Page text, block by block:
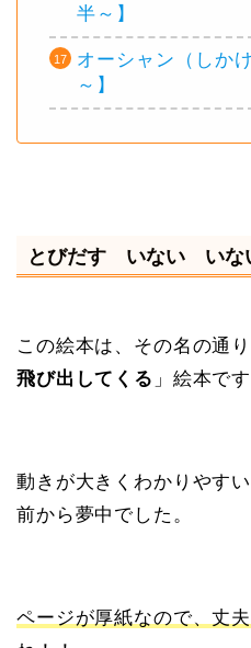
半～】
オーシャン（しか
～】
とびだす いない いな
この絵本は、その名の通
飛び出してくる 」絵本です
動きが大きくわかりやす
前から夢中でした。
ページが厚紙なので、丈